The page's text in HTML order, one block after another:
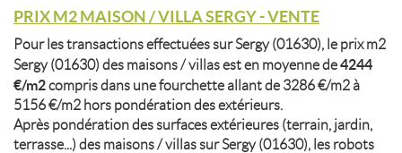
PRIX M2 MAISON / VILLA SERGY - VENTE
Pour les transactions effectuées sur Sergy (01630), le prix m2
Sergy (01630) des maisons / villas est en moyenne de4244
€/m2compris dans une fourchette allant de 3286 €/m2 à
5156 €/m2 hors pondération des extérieurs.
Après pondération des surfaces extérieures (terrain, jardin,
terrasse...) des maisons / villas sur Sergy (01630), les robots